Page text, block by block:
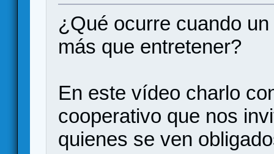
¿Qué ocurre cuando
más que entretener?
En este vídeo charlo
cooperativo que nos
quienes se ven